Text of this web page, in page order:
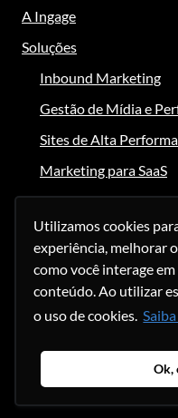
Utilizamos cookies
experiência, melhorar
como você interage
conteúdo. Ao utilizar
o uso de cookies.
Ok,
A Ingage
Soluções
Inbound Marketing
Gestão de Mídia e
Sites de Alta
Marketing para SaaS
Clientes e Cases
Conteúdo
Central de Estudos
Core Web Vitals
Carreiras
Contato